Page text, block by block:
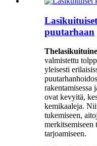
puutarhaan
The
valmistettu
yleisesti
rakentamisessa
ovat kevyitä,
kemikaaleja.
tukemiseen,
merkitsemiseen
tarjoamiseen.